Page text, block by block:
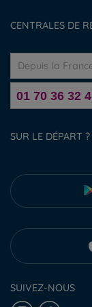
CENTRALES DE
Depuis la
01 70 36 32
SUR LE DÉPART
SUIVEZ-NOUS